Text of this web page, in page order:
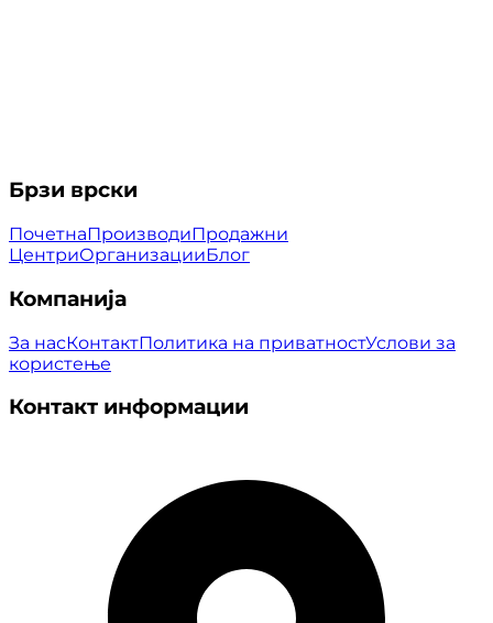
Брзи врски
ПочетнаПроизводиПродажни
ЦентриОрганизацииБлог
Компанија
За насКонтактПолитика на приватностУслови за
користење
Контакт информации